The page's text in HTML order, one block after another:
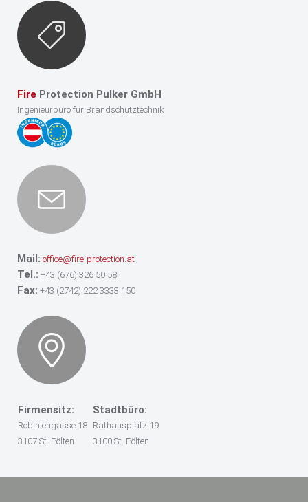
Fire Protection Pulker GmbH
Ingenieurbüro für Brandschutztechnik
Mail: office@fire-protection.at
Tel.: +43 (676) 326 50 58
Fax: +43 (2742) 222 3333 150
Firmensitz:
Robiniengasse 18
3107 St. Pölten
Stadtbüro:
Rathausplatz 19
3100 St. Pölten